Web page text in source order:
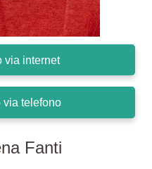
Fanti
via internet
via telefono